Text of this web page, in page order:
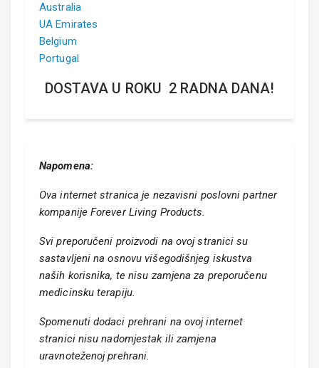
Australia
UA Emirates
Belgium
Portugal
DOSTAVA U ROKU 2 RADNA DANA!
Napomena:
Ova internet stranica je nezavisni poslovni partner
kompanije Forever Living Products.
Svi preporučeni proizvodi na ovoj stranici su
sastavljeni na osnovu višegodišnjeg iskustva
naših korisnika, te nisu zamjena za preporučenu
medicinsku terapiju.
Spomenuti dodaci prehrani na ovoj internet
stranici nisu nadomjestak ili zamjena
uravnoteženoj prehrani.